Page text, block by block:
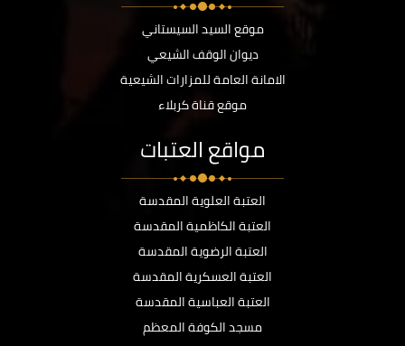
موقع السيد السيستاني
ديوان الوقف الشيعي
الامانة العامة للمزارات الشيعية
موقع قناة كربلاء
مواقع العتبات
العتبة العلوية المقدسة
العتبة الكاظمية المقدسة
العتبة الرضوية المقدسة
العتبة العسكرية المقدسة
العتبة العباسية المقدسة
مسجد الكوفة المعظم